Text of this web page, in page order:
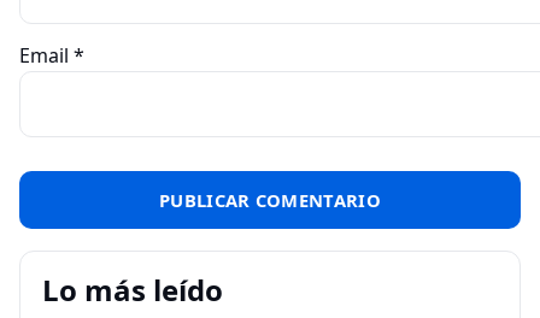
Email *
Lo más leído